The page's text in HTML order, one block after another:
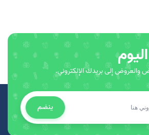
إلى بريدك الإلكتروني.
ينضم